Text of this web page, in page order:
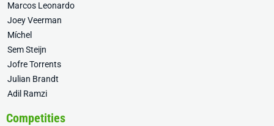
Marcos Leonardo
Joey Veerman
Míchel
Sem Steijn
Jofre Torrents
Julian Brandt
Adil Ramzi
Competities